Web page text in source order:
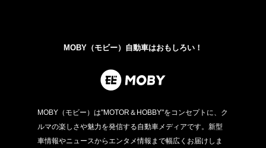
MOBY（モビー）自動車はおもしろい！
MOBY（モビー）は"MOTOR＆HOBBY"をコンセプトに、ク
ルマの楽しさや魅力を発信する自動車メディアです。新型
車情報やニュースからエンタメ情報まで幅広くお届けしま